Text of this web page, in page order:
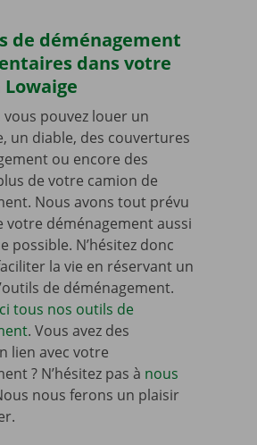
de déménagement
dans votre
vous pouvez louer un
un diable, des couvertures
ou encore des
de votre camion de
Nous avons tout prévu
votre déménagement aussi
possible. N’hésitez donc
la vie en réservant un
de déménagement.
tous nos outils de
. Vous avez des
lien avec votre
? N’hésitez pas à nous
nous ferons un plaisir